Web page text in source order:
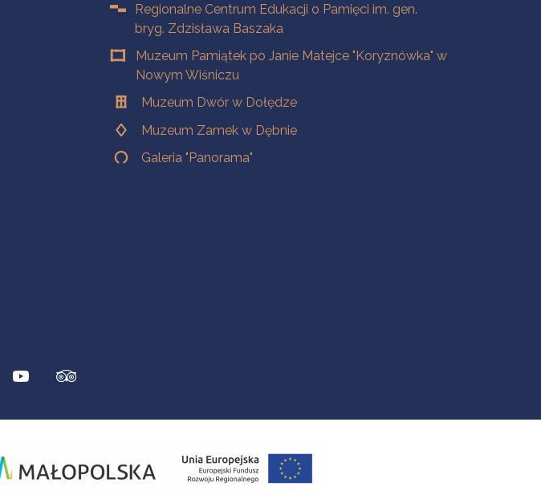
Regionalne Centrum Edukacji o Pamięci im. gen.
bryg. Zdzisława Baszaka
Muzeum Pamiątek po Janie Matejce "Koryznówka" w
Nowym Wiśniczu
Muzeum Dwór w Dołędze
Muzeum Zamek w Dębnie
Galeria "Panorama"